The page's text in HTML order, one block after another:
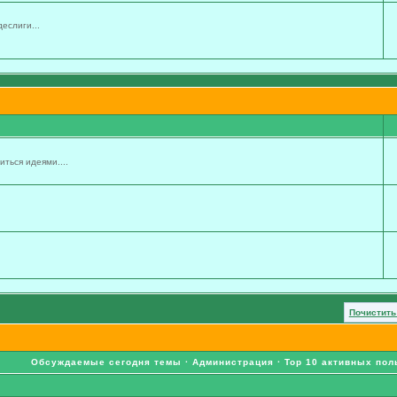
идеями....
Обсуждаемые сегодня темы ·Администрация ·Top 10 активных